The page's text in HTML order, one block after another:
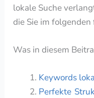
lokale Suche
die Sie im folgenden
Was in diesem
Keywords
Perfekte